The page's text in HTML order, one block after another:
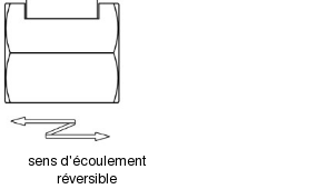
sens d'écoulement
réversible